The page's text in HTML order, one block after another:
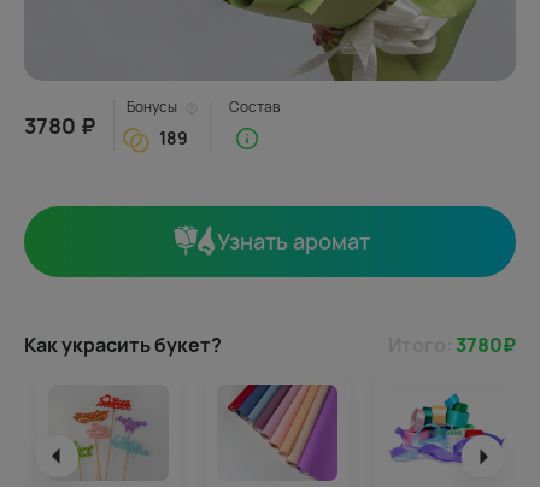
3780 ₽
Бонусы
189
Состав
Узнать аромат
Как украсить букет? 3780₽